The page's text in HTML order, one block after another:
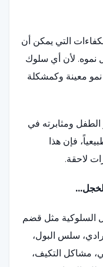
التي يمكن أن
نموه. لأن أي سلوك
معينة وكمشكلة
ومثابرته في
يعتبر طبيعياً، فإن هذا
لاحقة.
السلوكية مثل قضم
سلس البول،
مشاكل التكيف،